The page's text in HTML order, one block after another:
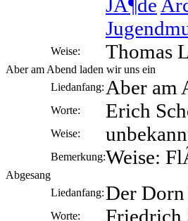
JÃ¶de
Weise: Thomas
Aber am Abend laden wir uns ein
Liedanfang: Aber am
Worte: Erich
Weise:
Bemerkung:Weise:
Abgesang
Liedanfang:Der Dorn
Worte: Friedrich